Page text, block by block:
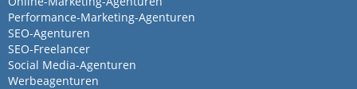
Performance-Marketing-Agenturen
SEO-Agenturen
SEO-Freelancer
Social Media-Agenturen
Werbeagenturen